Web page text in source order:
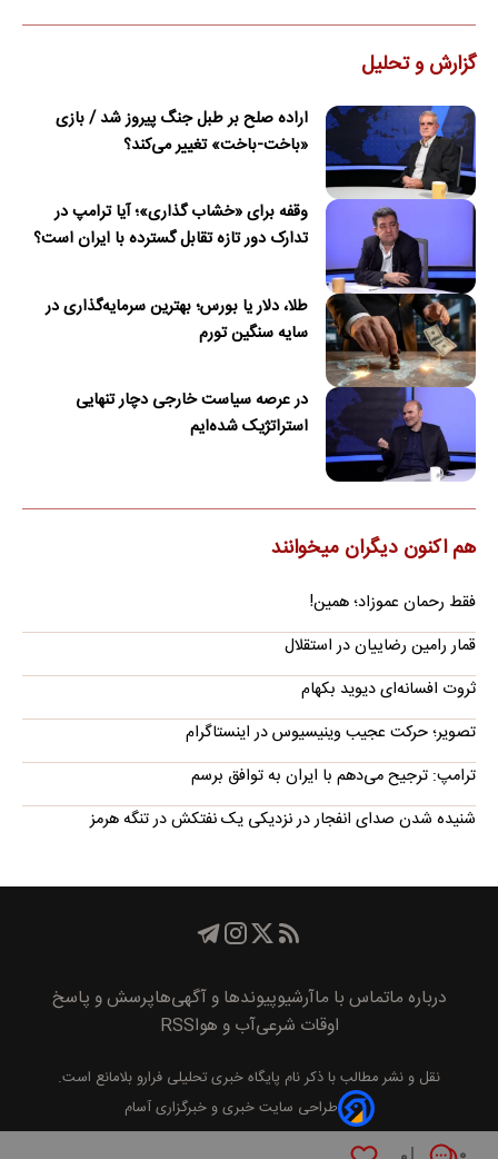
گزارش و تحلیل
اراده صلح بر طبل جنگ پیروز شد / بازی
«باخت-باخت» تغییر می‌کند؟
وقفه برای «خشاب گذاری»؛ آیا ترامپ در
تدارک دور تازه تقابل گسترده با ایران است؟
طلا، دلار یا بورس؛ بهترین سرمایه‌گذاری در
سایه سنگین تورم
در عرصه سیاست خارجی دچار تنهایی
استراتژیک شده‌ایم
هم اکنون دیگران میخوانند
فقط رحمان عموزاد؛ همین!
قمار رامین رضاییان در استقلال
ثروت افسانه‌‌ای دیوید بکهام
تصویر؛ حرکت عجیب وینیسیوس در اینستاگرام
ترامپ: ترجیح می‌دهم با ایران به توافق برسم
شنیده شدن صدای انفجار در نزدیکی یک نفتکش در تنگه هرمز
درباره ماتماس با ماآرشیوپیوند‌ها و آگهی‌هاپرسش و پاسخ
اوقات شرعیآب و هواRSS
نقل و نشر مطالب با ذکر نام پايگاه خبری تحليلی فرارو بلامانع است.
طراحی سایت خبری و خبرگزاری آسام